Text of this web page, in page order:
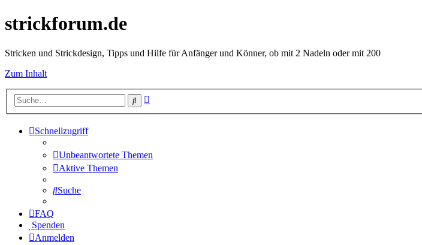
strickforum.de
Stricken und Strickdesign, Tipps und Hilfe für Anfänger und Könner, ob mit 2 Nadeln oder mit 200
Zum Inhalt
Suche
Schnellzugriff
Unbeantwortete Themen
Aktive Themen
Suche
FAQ
Spenden
Anmelden